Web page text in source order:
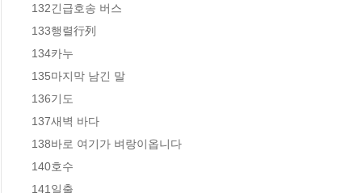
132긴급호송 버스
133행렬行列
134카누
135마지막 남긴 말
136기도
137새벽 바다
138바로 여기가 벼랑이옵니다
140호수
141일출